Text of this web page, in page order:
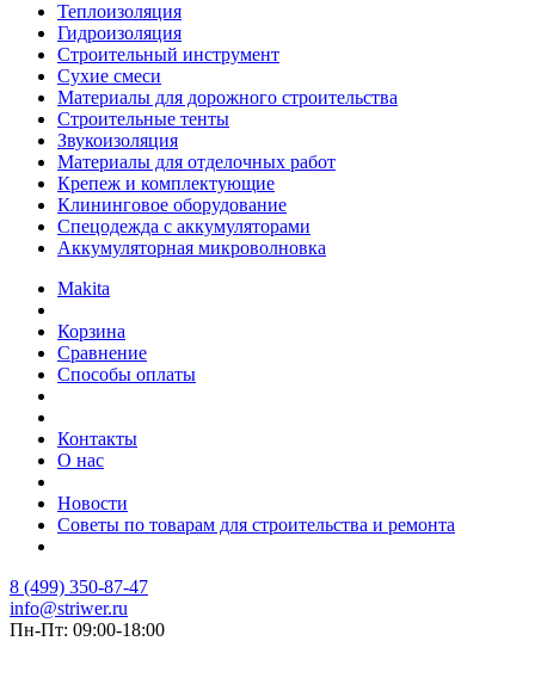
Теплоизоляция
Гидроизоляция
Строительный инструмент
Сухие смеси
Материалы для дорожного строительства
Строительные тенты
Звукоизоляция
Материалы для отделочных работ
Крепеж и комплектующие
Клининговое оборудование
Спецодежда с аккумуляторами
Аккумуляторная микроволновка
Makita
Корзина
Сравнение
Способы оплаты
Контакты
О нас
Новости
Советы по товарам для строительства и ремонта
8 (499) 350-87-47
info@striwer.ru
Пн-Пт: 09:00-18:00